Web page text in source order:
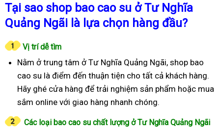
Tại sao shop bao cao su ở Tư Nghĩa
Quảng Ngãi là lựa chọn hàng đầu?
Vị trí dễ tìm
Nằm ở trung tâm ở Tư Nghĩa Quảng Ngãi, shop bao
cao su là điểm đến thuận tiện cho tất cả khách hàng.
Hãy ghé cửa hàng để trải nghiệm sản phẩm hoặc mua
sắm online với giao hàng nhanh chóng.
Các loại bao cao su chất lượng ở Tư Nghĩa Quảng Ngãi